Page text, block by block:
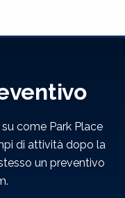
come Park Place
di attività dopo la
un preventivo